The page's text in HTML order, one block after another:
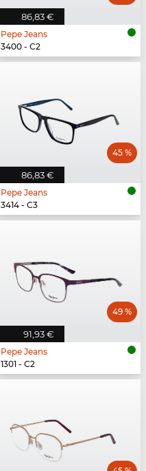
86,83 €
Pepe Jeans
3400 - C2
86,83 €
45 %
Pepe Jeans
3414 - C3
91,93 €
49 %
Pepe Jeans
1301 - C2